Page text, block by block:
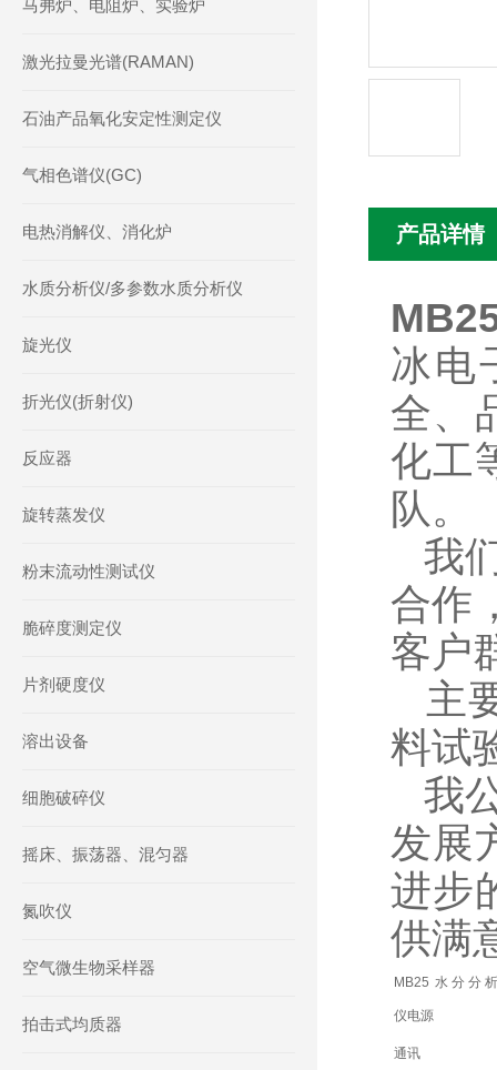
马弗炉、电阻炉、实验炉
激光拉曼光谱(RAMAN)
石油产品氧化安定性测定仪
气相色谱仪(GC)
电热消解仪、消化炉
水质分析仪/多参数水质分析仪
旋光仪
折光仪(折射仪)
反应器
旋转蒸发仪
粉末流动性测试仪
脆碎度测定仪
片剂硬度仪
溶出设备
细胞破碎仪
摇床、振荡器、混匀器
氮吹仪
空气微生物采样器
拍击式均质器
产品详情
冰电
全、
化工
队。
我
合作
客户
主
料试
我
发展
进步
供满
MB25 水分分析
仪电源
通讯